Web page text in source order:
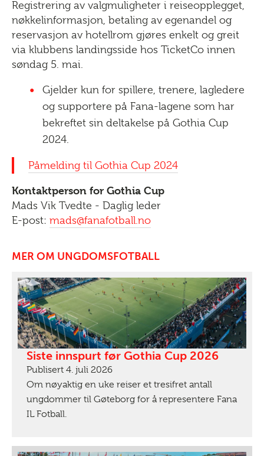
Registrering av valgmuligheter i reiseopplegget,
nøkkelinformasjon, betaling av egenandel og
reservasjon av hotellrom gjøres enkelt og greit
via klubbens landingsside hos TicketCo innen
søndag 5. mai.
Gjelder kun for spillere, trenere, lagledere
og supportere på Fana-lagene som har
bekreftet sin deltakelse på Gothia Cup
2024.
Påmelding til Gothia Cup 2024
Kontaktperson for Gothia Cup
Mads Vik Tvedte - Daglig leder
E-post: mads@fanafotball.no
MER OM UNGDOMSFOTBALL
Siste innspurt før Gothia Cup 2026
Publisert 4. juli 2026
Om nøyaktig en uke reiser et tresifret antall
ungdommer til Gøteborg for å representere Fana
IL Fotball.